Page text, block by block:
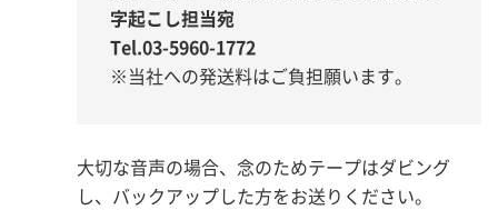
字起こし担当宛
Tel.03-5960-1772
※当社への発送料はご負担願います。
大切な音声の場合、念のためテープはダビング
し、バックアップした方をお送りください。